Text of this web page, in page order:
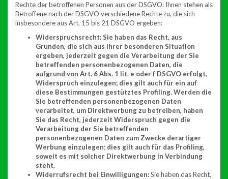
Rechte der betroffenen Personen aus der DSGVO: Ihnen stehen als
Betroffene nach der DSGVO verschiedene Rechte zu, die sich
insbesondere aus Art. 15 bis 21 DSGVO ergeben:
Widerspruchsrecht: Sie haben das Recht, aus
Gründen, die sich aus Ihrer besonderen Situation
ergeben, jederzeit gegen die Verarbeitung der Sie
betreffenden personenbezogenen Daten, die
aufgrund von Art. 6 Abs. 1 lit. e oder f DSGVO erfolgt,
Widerspruch einzulegen; dies gilt auch für ein auf
diese Bestimmungen gestütztes Profiling. Werden die
Sie betreffenden personenbezogenen Daten
verarbeitet, um Direktwerbung zu betreiben, haben
Sie das Recht, jederzeit Widerspruch gegen die
Verarbeitung der Sie betreffenden
personenbezogenen Daten zum Zwecke derartiger
Werbung einzulegen; dies gilt auch für das Profiling,
soweit es mit solcher Direktwerbung in Verbindung
steht.
Widerrufsrecht bei Einwilligungen:Sie haben das Recht,